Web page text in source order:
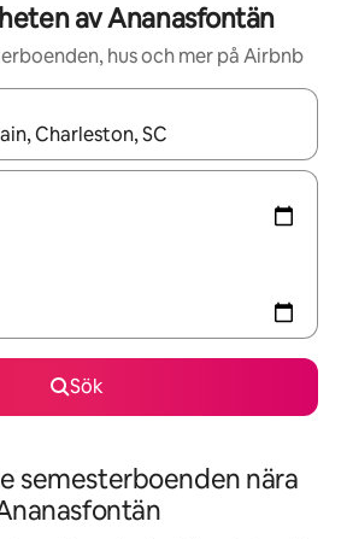
av Ananasfontän
hus och mer på Airbnb
kan du navigera med upp- och
Sök
semesterboenden nära